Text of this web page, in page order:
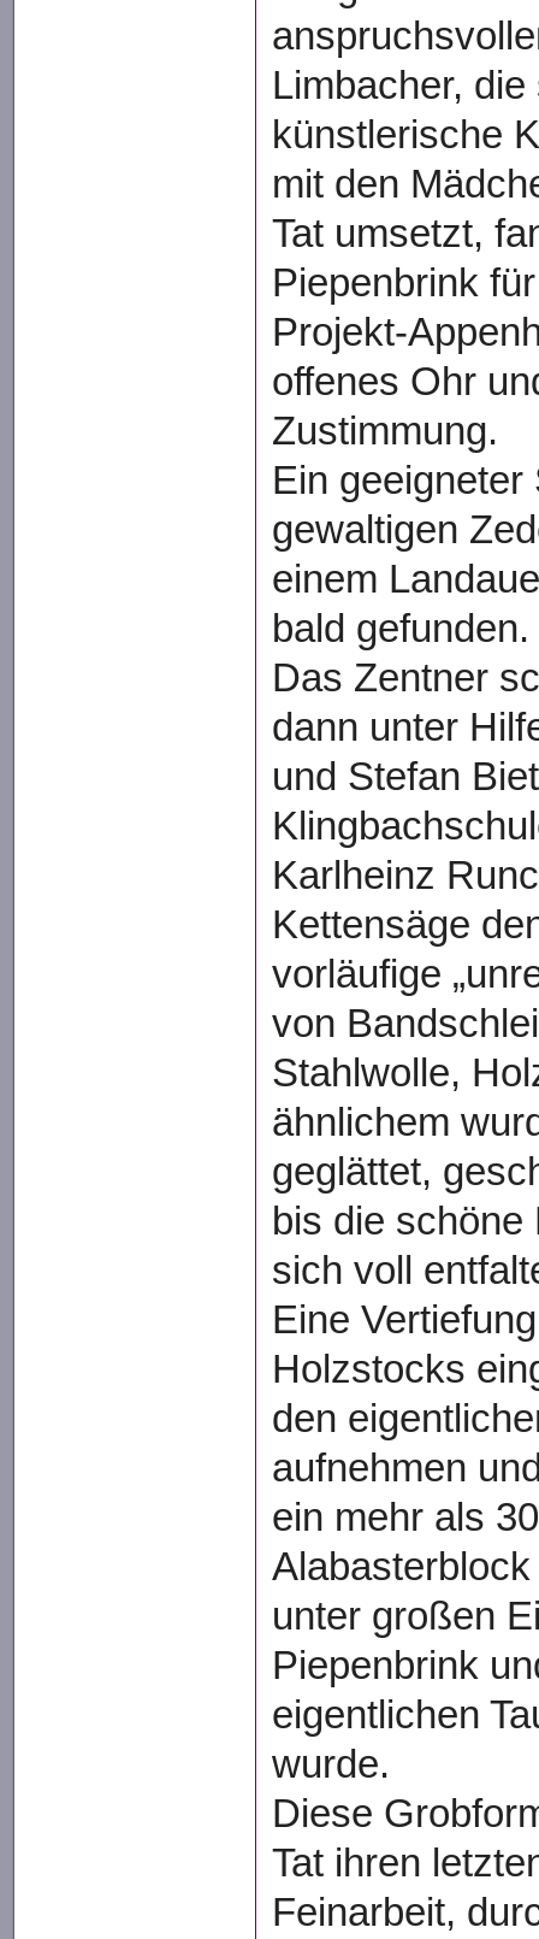
Limbacher,
künstlerische
mit den
Tat umsetzt,
Piepenbrink
Projekt-
offenes Ohr
Zustimmung.
Ein geeigneter
gewaltigen
einem
bald gefunden.
Das Zentner
dann unter
und Stefan
Karlheinz
Kettensäge
vorläufige
von
Stahlwolle,
ähnlichem
geglättet,
bis die
sich voll
Eine
Holzstocks
den
aufnehmen
ein mehr als
unter großen
Piepenbrink
eigentlichen
wurde.
Diese
Tat ihren
Feinarbeit,